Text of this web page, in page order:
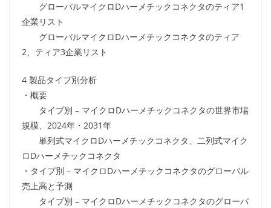
グローバルマイクロDハーメチックコネクタのティア1
企業リスト
グローバルマイクロDハーメチックコネクタのティア
2、ティア3企業リスト
4 製品タイプ別分析
・概要
タイプ別 – マイクロDハーメチックコネクタの世界市場
規模、2024年・2031年
単列式マイクロDハーメチックコネクタ、二列式マイク
ロDハーメチックコネクタ
・タイプ別 – マイクロDハーメチックコネクタのグローバル
売上高と予測
タイプ別 – マイクロDハーメチックコネクタのグローバ